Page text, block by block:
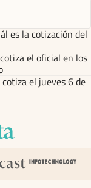
es la cotización del
el oficial en los
el jueves 6 de
pestañapestaña
nueva pestaña
en nueva pestaña